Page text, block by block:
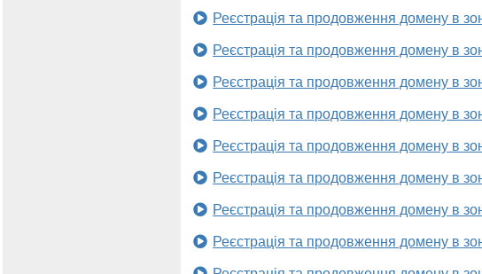
Реєстрація та продовження домену в
Реєстрація та продовження домену в
Реєстрація та продовження домену в
Реєстрація та продовження домену в
Реєстрація та продовження домену в
Реєстрація та продовження домену в
Реєстрація та продовження домену в
Реєстрація та продовження домену в